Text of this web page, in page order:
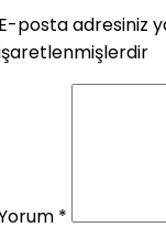
posta adresiniz
*